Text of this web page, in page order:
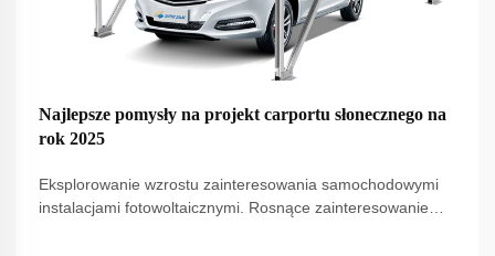
Najlepsze pomysły na projekt carportu słonecznego na
rok 2025
Eksplorowanie wzrostu zainteresowania samochodowymi
instalacjami fotowoltaicznymi. Rosnące zainteresowanie